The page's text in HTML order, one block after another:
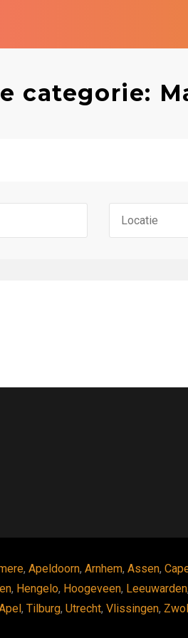
categorie:
, Apeldoorn, Arnhem, Assen,
, Hengelo, Hoogeveen, Leeuwarden,
, Tilburg, Utrecht, Vlissingen,